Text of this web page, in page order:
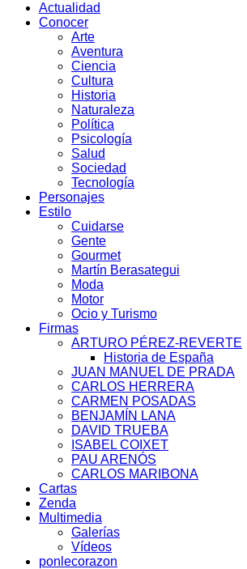
Actualidad
Conocer
Arte
Aventura
Ciencia
Cultura
Historia
Naturaleza
Política
Psicología
Salud
Sociedad
Tecnología
Personajes
Estilo
Cuidarse
Gente
Gourmet
Martín Berasategui
Moda
Motor
Ocio y Turismo
Firmas
ARTURO PÉREZ-REVERTE
Historia de España
JUAN MANUEL DE PRADA
CARLOS HERRERA
CARMEN POSADAS
BENJAMÍN LANA
DAVID TRUEBA
ISABEL COIXET
PAU ARENÓS
CARLOS MARIBONA
Cartas
Zenda
Multimedia
Galerías
Vídeos
ponlecorazon